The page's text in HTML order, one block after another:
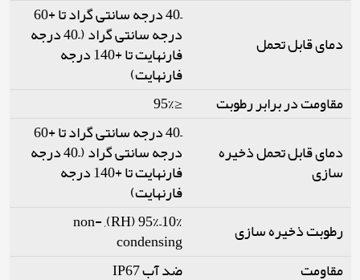
دمای قابل تحمل
–40 درجه سانتی گراد تا +60
درجه سانتی گراد (–40 درجه
فارنهایت تا +140 درجه
فارنهایت)
مقاومت در برابر رطوبت
≤95%
دمای قابل تحمل ذخیره
سازی
–40 درجه سانتی گراد تا +60
درجه سانتی گراد (–40 درجه
فارنهایت تا +140 درجه
فارنهایت)
رطوبت ذخیره سازی
10%–95% (RH), non-
condensing
مقاومت
ضد آب IP67